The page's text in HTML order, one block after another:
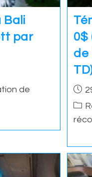
Bali
par
de
0$
de
Post
Post